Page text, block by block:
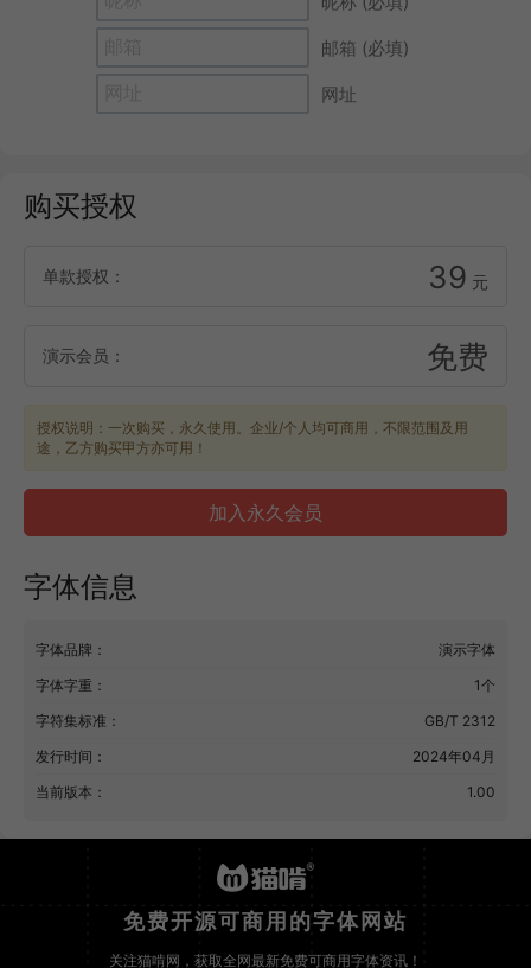
邮箱 (必填)
网址
购买授权
单款授权： 39 元
演示会员： 免费
授权说明：一次购买，永久使用。企业/个人均可商用，不限范围及用
途，乙方购买甲方亦可用！
加入永久会员
字体信息
字体品牌：
演示字体
字体字重：
1个
字符集标准：
GB/T 2312
发行时间：
2024年04月
当前版本：
1.00
免费开源可商用的字体网站
关注猫啃网，获取全网最新免费可商用字体资讯！